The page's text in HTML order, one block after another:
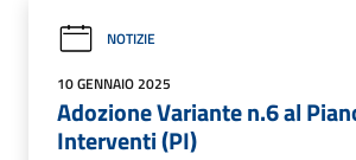
NOTIZIE
10 GENNAIO 2025
Adozione Variante n.6 al
Interventi (PI)